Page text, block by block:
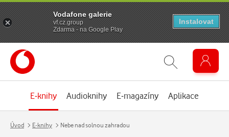
E-knihy Audioknihy E-magazíny Aplikace
Úvod E-knihy Nebe nad solnou zahradou
Vodafone galerie
vf.cz.group
Zdarma - na Google Play
Instalovat